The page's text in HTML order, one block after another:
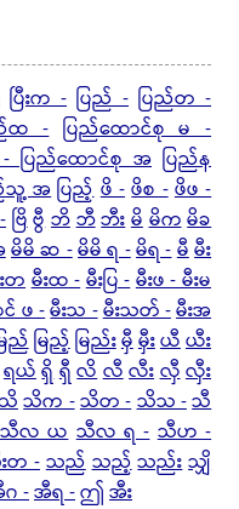
ပြီးက - ပြည် - ပြည်တ -
ထ - ပြည်ထောင်စု မ -
ပြည်ထောင်စု အ ပြည်န
သူ့ အ ပြည့် ဖိ - ဖိစ - ဖိဖ -
ဗြိဗွီဘိဘီဘီးမိမိကမိခ
မိမိ ဆ -မိမိ ရ -မိရ -မီမီး
တမီးထ -မီးပြ -မီးဖ - မီးမ
ဖ -မီးသ -မီးသတ် -မီးအ
ည်မြည့်မြည်းမှီမှီးယီယီး
ရယ်ရှိရှီ လိလီလီးလှီလှီး
သိသိက -သိတ -သိသ -သီ
လ ယ သီလ ရ - သီဟ -
တ -သည်သည့်သည်းသျှိ
-အီရ -ဤ အီး